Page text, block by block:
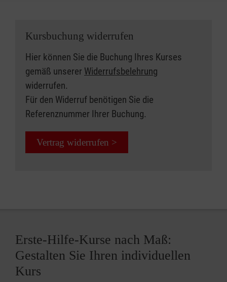
Kursbuchung widerrufen
Hier können Sie die Buchung Ihres Kurses
gemäß unserer Widerrufsbelehrung
widerrufen.
Für den Widerruf benötigen Sie die
Referenznummer Ihrer Buchung.
Vertrag widerrufen >
Erste-Hilfe-Kurse nach Maß:
Gestalten Sie Ihren individuellen
Kurs